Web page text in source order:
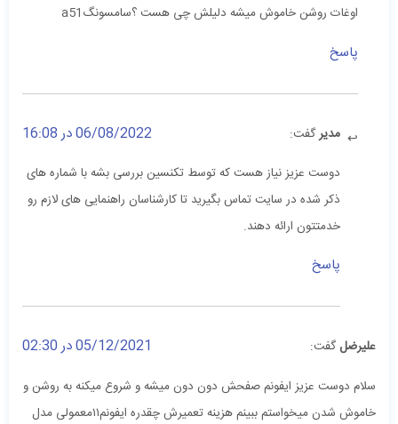
اوغات روشن خاموش میشه دلیلش چی هست ؟سامسونگa51
پاسخ
مدیرگفت: 06/08/2022 در 16:08
دوست عزیز نیاز هست که توسط تکنسین بررسی بشه با شماره های
ذکر شده در سایت تماس بگیرید تا کارشناسان راهنمایی های لازم رو
خدمتتون ارائه دهند.
پاسخ
علیرضل گفت: 05/12/2021 در 02:30
سلام دوست عزیز ایفونم صفحش دون دون میشه و شروع میکنه به روشن و
خاموش شدن میخواستم ببینم هزینه تعمیرش چقدره ایفونم۱۱معمولی مدل